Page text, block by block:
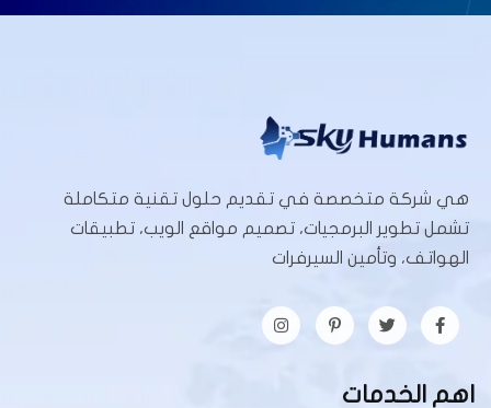
هي شركة متخصصة في تقديم حلول تقنية متكاملة
تشمل تطوير البرمجيات، تصميم مواقع الويب، تطبيقات
الهواتف، وتأمين السيرفرات
اهم الخدمات